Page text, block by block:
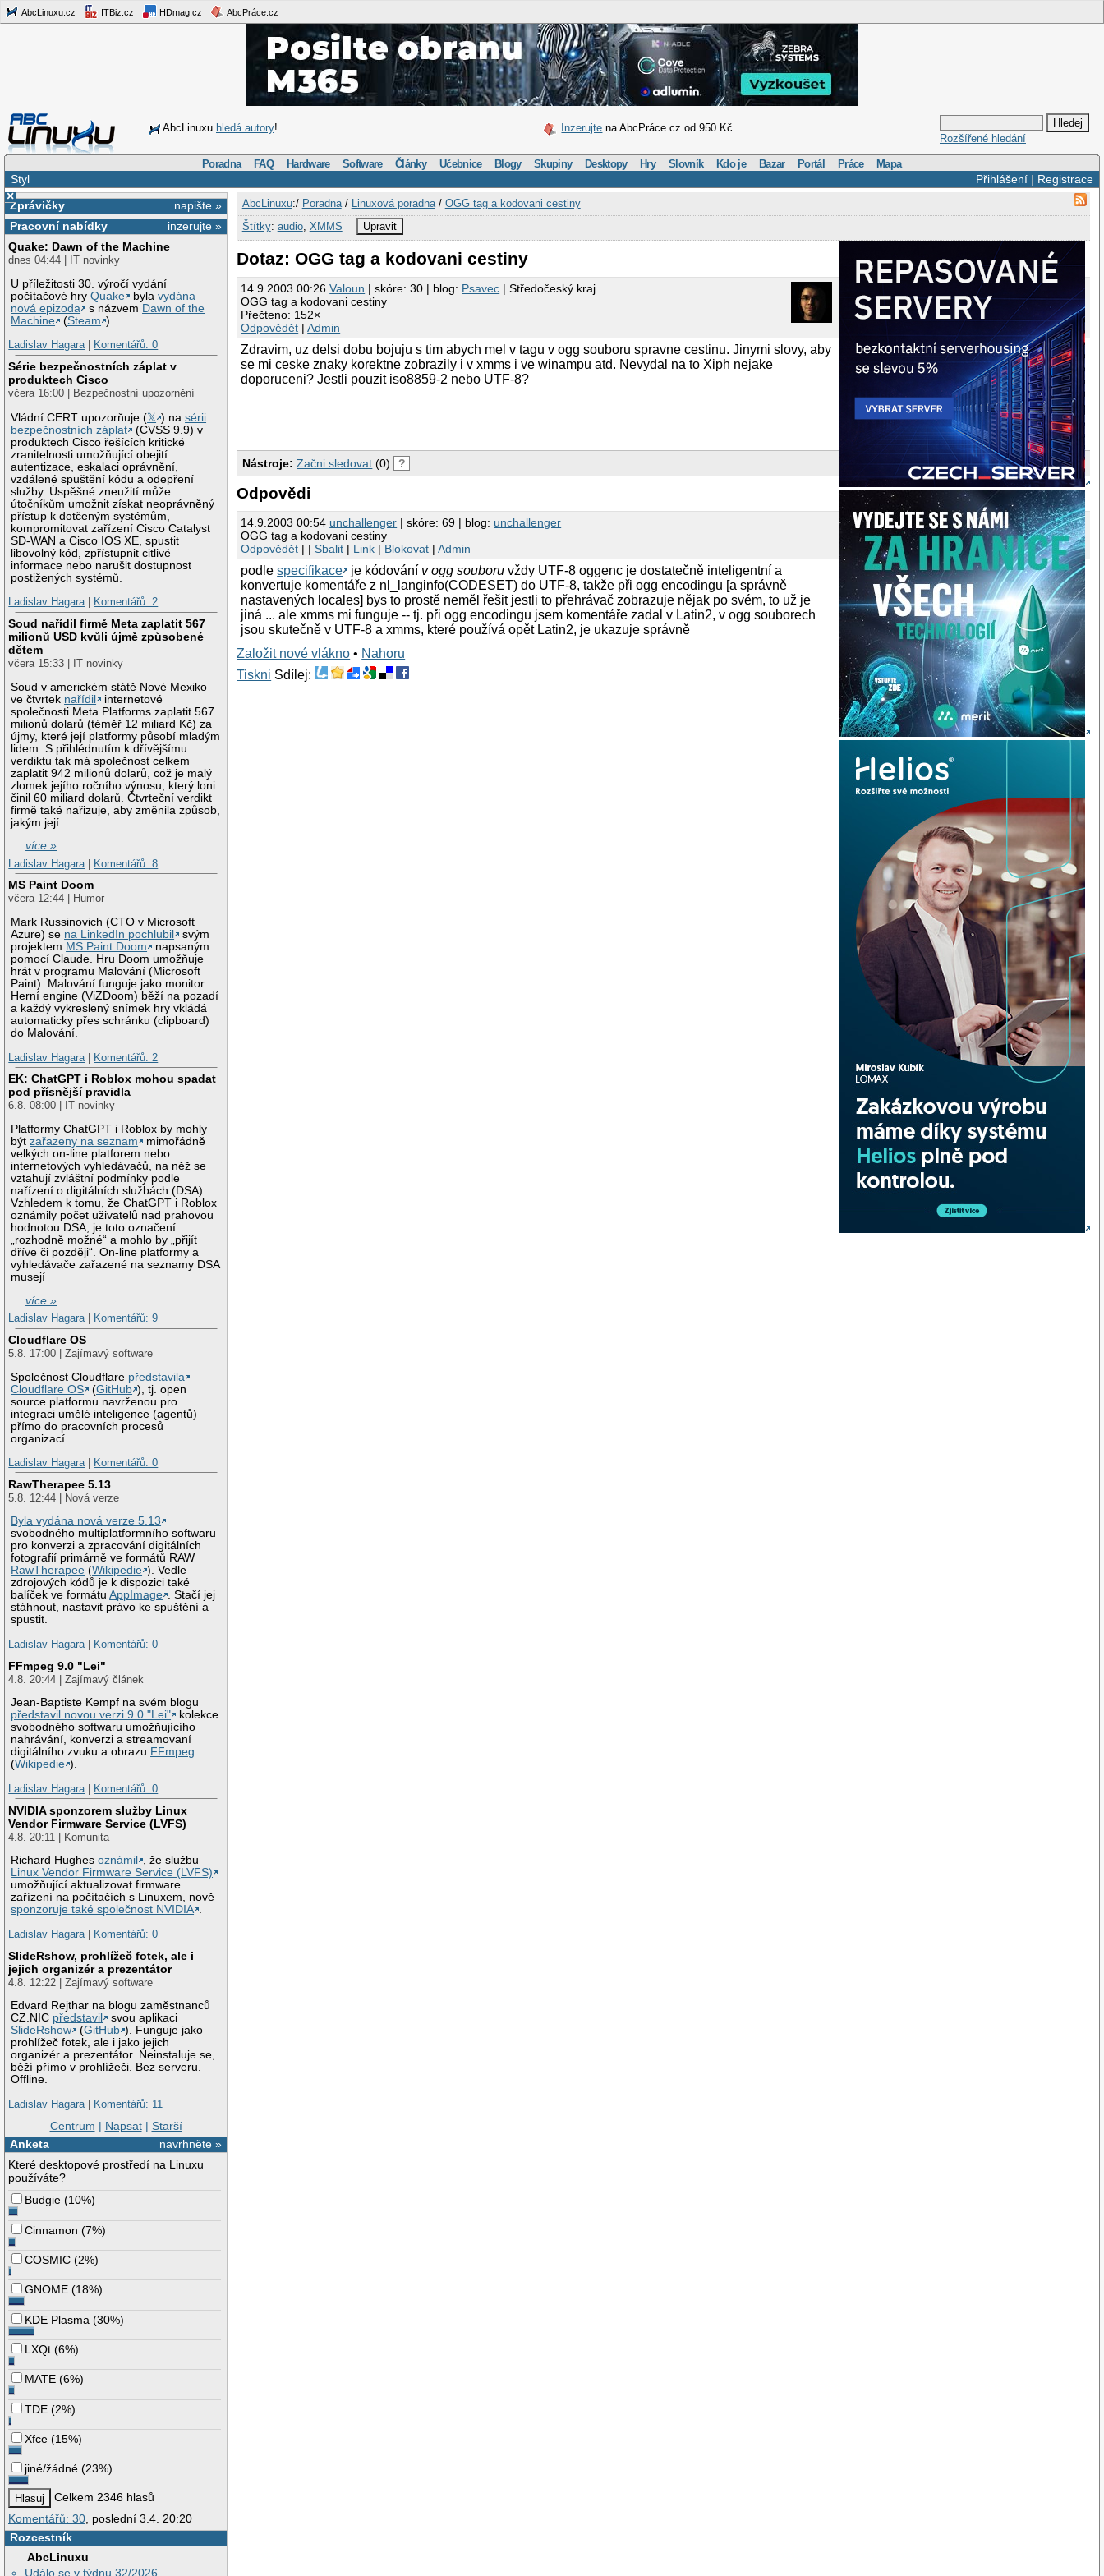
AbcLinuxu.cz ITBiz.cz HDmag.cz AbcPráce.cz
AbcLinuxu hledá autory! Inzerujte na AbcPráce.cz od 950 Kč
Rozšířené hledání
Poradna FAQ Hardware Software Články Učebnice Blogy Skupiny Desktopy Hry Slovník Kdo je Bazar Portál Práce Mapa
Přihlášení| Registrace
Styl
×
napište »
Zprávičky
inzerujte »
Pracovní nabídky
Quake: Dawn of the Machine
dnes 04:44 | IT novinky
U příležitosti 30. výročí vydání
počítačové hryQuake bylavydána
nová epizoda
s názvem Dawn of the
Machine
(Steam ).
Ladislav Hagara| Komentářů: 0
Série bezpečnostních záplat v
produktech Cisco
včera 16:00 | Bezpečnostní upozornění
Vládní CERT upozorňuje (𝕏 ) nasérii
bezpečnostních záplat
(CVSS 9.9) v
produktech Cisco řešících kritické
zranitelnosti umožňující obejití
autentizace, eskalaci oprávnění,
vzdálené spuštění kódu a odepření
služby. Úspěšné zneužití může
útočníkům umožnit získat neoprávněný
přístup k dotčeným systémům,
kompromitovat zařízení Cisco Catalyst
SD-WAN a Cisco IOS XE, spustit
libovolný kód, zpřístupnit citlivé
informace nebo narušit dostupnost
postižených systémů.
Ladislav Hagara| Komentářů: 2
Soud nařídil firmě Meta zaplatit 567
milionů USD kvůli újmě způsobené
dětem
včera 15:33 | IT novinky
Soud v americkém státě Nové Mexiko
ve čtvrtek nařídil
internetové
společnosti Meta Platforms zaplatit 567
milionů dolarů (téměř 12 miliard Kč) za
újmy, které její platformy působí mladým
lidem. S přihlédnutím k dřívějšímu
verdiktu tak má společnost celkem
zaplatit 942 milionů dolarů, což je malý
zlomek jejího ročního výnosu, který loni
činil 60 miliard dolarů. Čtvrteční verdikt
firmě také nařizuje, aby změnila způsob,
jakým její
…více »
Ladislav Hagara
Komentářů: 8
MS Paint Doom
včera 12:44 | Humor
Mark Russinovich (CTO v Microsoft
Azure) se na LinkedIn pochlubil
svým
projektem MS Paint Doom
napsaným
pomocí Claude. Hru Doom umožňuje
hrát v programu Malování (Microsoft
Paint). Malování funguje jako monitor.
Herní engine (ViZDoom) běží na pozadí
a každý vykreslený snímek hry vkládá
automaticky přes schránku (clipboard)
do Malování.
Ladislav Hagara
Komentářů: 2
EK: ChatGPT i Roblox mohou spadat
pod přísnější pravidla
6.8. 08:00 | IT novinky
Platformy ChatGPT i Roblox by mohly
býtzařazeny na seznam
mimořádně
velkých on-line platforem nebo
internetových vyhledávačů, na něž se
vztahují zvláštní podmínky podle
nařízení o digitálních službách (DSA).
Vzhledem k tomu, že ChatGPT i Roblox
oznámily počet uživatelů nad prahovou
hodnotou DSA, je toto označení
„rozhodně možné“ a mohlo by „přijít
dříve či později“. On-line platformy a
vyhledávače zařazené na seznamy DSA
musejí
…více »
Ladislav Hagara| Komentářů: 9
Cloudflare OS
5.8. 17:00 | Zajímavý software
Společnost Cloudflare představila
Cloudflare OS
(GitHub ), tj. open
source platformu navrženou pro
integraci umělé inteligence (agentů)
přímo do pracovních procesů
organizací.
Ladislav Hagara| Komentářů: 0
RawTherapee 5.13
5.8. 12:44 | Nová verze
Byla vydána nová verze 5.13
svobodného multiplatformního softwaru
pro konverzi a zpracování digitálních
fotografií primárně ve formátů RAW
RawTherapee (Wikipedie ). Vedle
zdrojových kódů je k dispozici také
balíček ve formátuAppImage . Stačí jej
stáhnout, nastavit právo ke spuštění a
spustit.
Ladislav Hagara| Komentářů: 0
FFmpeg 9.0 "Lei"
4.8. 20:44 | Zajímavý článek
Jean-Baptiste Kempf na svém blogu
představil novou verzi 9.0 "Lei"
kolekce
svobodného softwaru umožňujícího
nahrávání, konverzi a streamovaní
digitálního zvuku a obrazu FFmpeg
(Wikipedie ).
Ladislav Hagara| Komentářů: 0
NVIDIA sponzorem služby Linux
Vendor Firmware Service (LVFS)
4.8. 20:11 | Komunita
Richard Hughesoznámil
, že službu
Linux Vendor Firmware Service (LVFS)
umožňující aktualizovat firmware
zařízení na počítačích s Linuxem, nově
sponzoruje také společnost NVIDIA .
Ladislav Hagara| Komentářů: 0
SlideRshow, prohlížeč fotek, ale i
jejich organizér a prezentátor
4.8. 12:22 | Zajímavý software
Edvard Rejthar na blogu zaměstnanců
CZ.NIC představil
svou aplikaci
SlideRshow
(GitHub ). Funguje jako
prohlížeč fotek, ale i jako jejich
organizér a prezentátor. Neinstaluje se,
běží přímo v prohlížeči. Bez serveru.
Offline.
Ladislav Hagara| Komentářů: 11
Centrum | Napsat| Starší
navrhněte »
Anketa
Které desktopové prostředí na Linuxu
používáte?
Budgie (10%)
Cinnamon (7%)
COSMIC (2%)
GNOME (18%)
KDE Plasma (30%)
LXQt (6%)
MATE (6%)
TDE (2%)
Xfce (15%)
jiné/žádné (23%)
Celkem 2346 hlasů
Komentářů: 30 , poslední 3.4. 20:20
Rozcestník
AbcLinuxu
Událo se v týdnu 32/2026
AbcLinuxu:/ Poradna/ Linuxová poradna/ OGG tag a kodovani cestiny
Štítky: audio, XMMS Upravit
Dotaz: OGG tag a kodovani cestiny
14.9.2003 00:26Valoun | skóre: 30 | blog: Psavec | Středočeský kraj
OGG tag a kodovani cestiny
Přečteno: 152×
Odpovědět |Admin
Zdravim, uz delsi dobu bojuju s tim abych mel v tagu v ogg souboru spravne cestinu. Jinymi slovy, aby
se mi ceske znaky korektne zobrazily i v xmms i ve winampu atd. Nevydal na to Xiph nejake
doporuceni? Jestli pouzit iso8859-2 nebo UTF-8?
Nástroje: Začni sledovat (0) ?
Odpovědi
14.9.2003 00:54 unchallenger | skóre: 69 | blog: unchallenger
OGG tag a kodovani cestiny
Odpovědět | |Sbalit | Link | Blokovat |Admin
podlespecifikace je kódování v ogg souboru vždy UTF-8 oggenc je dostatečně inteligentní a
konvertuje komentáře z nl_langinfo(CODESET) do UTF-8, takže při ogg encodingu [a správně
nastavených locales] bys to prostě neměl řešit jestli to přehrávač zobrazuje nějak po svém, to už je
jiná ... ale xmms mi funguje -- tj. při ogg encodingu jsem komentáře zadal v Latin2, v ogg souborech
jsou skutečně v UTF-8 a xmms, které používá opět Latin2, je ukazuje správně
Založit nové vlákno • Nahoru
Tiskni Sdílej: